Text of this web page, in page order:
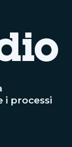
i processi